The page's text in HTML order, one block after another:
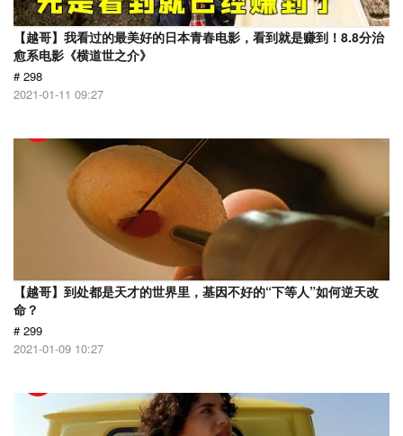
【越哥】我看过的最美好的日本青春电影，看到就是赚到！8.8分治
愈系电影《横道世之介》
# 298
2021-01-11 09:27
【越哥】到处都是天才的世界里，基因不好的“下等人”如何逆天改
命？
# 299
2021-01-09 10:27